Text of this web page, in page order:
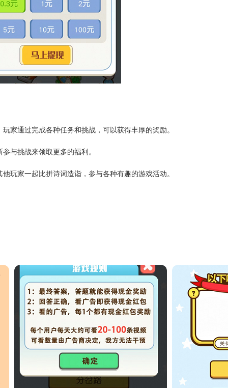
家通过完成各种任务和挑战，可以获得丰厚的奖励。
与挑战来领取更多的福利。
玩家一起比拼诗词造诣，参与各种有趣的游戏活动。